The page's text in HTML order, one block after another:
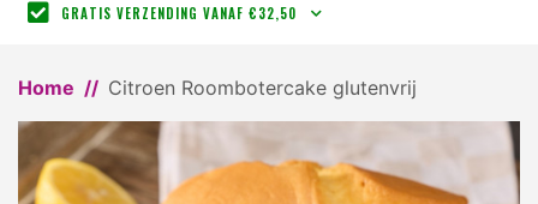
GRATIS VERZENDING VANAF €32,50
Home Citroen Roombotercake glutenvrij